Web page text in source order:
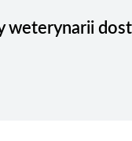
weterynarii